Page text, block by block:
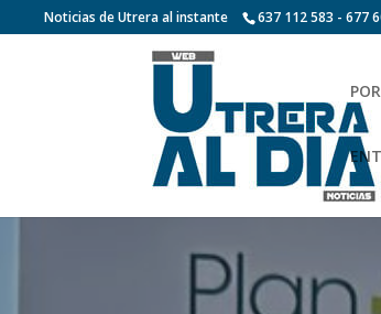
Noticias de Utrera al instante 637 112 583 - 677